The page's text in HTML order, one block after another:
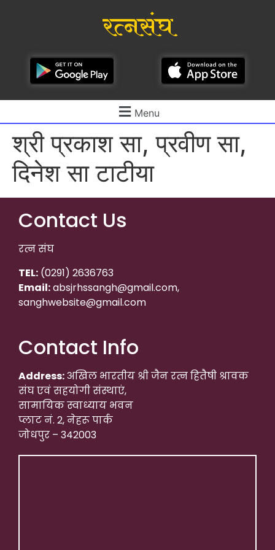
रत्नसंघ
Menu
श्री प्रकाश सा, प्रवीण सा,
दिनेश सा टाटीया
Contact Us
रत्न संघ
TEL: (0291) 2636763
Email:absjrhssangh@gmail.com,
sanghwebsite@gmail.com
Contact Info
Address:अखिल भारतीय श्री जैन रत्न हितैषी श्रावक
संघ एवं सहयोगी संस्थाएं,
सामायिक स्वाध्याय भवन
प्लाट नं. 2, नेहरू पार्क
जोधपुर – 342003